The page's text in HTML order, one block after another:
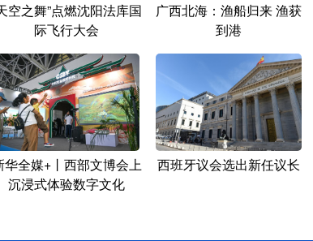
空之舞”点燃沈阳法库国
际飞行大会
广西北海：渔船归来 渔获
到港
华全媒+丨西部文博会上
沉浸式体验数字文化
西班牙议会选出新任议长